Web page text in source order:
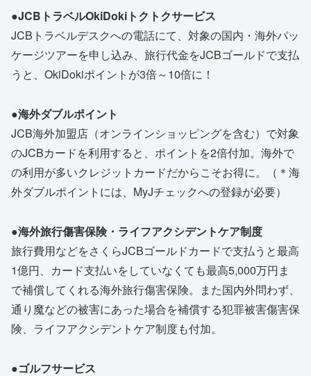
●JCBトラベルOkiDokiトクトクサービス
JCBトラベルデスクへの電話にて、対象の国内・海外パッ
ケージツアーを申し込み、旅行代金をJCBゴールドで支払
うと、OkiDokiポイントが3倍～10倍に！
●海外ダブルポイント
JCB海外加盟店（オンラインショッピングを含む）で対象
のJCBカードを利用すると、ポイントを2倍付加。海外で
の利用が多いクレジットカードだからこそお得に。（＊海
外ダブルポイントには、MyJチェックへの登録が必要）
●海外旅行傷害保険・ライフアクシデントケア制度
旅行費用などをさくらJCBゴールドカードで支払うと最高
1億円、カード支払いをしていなくても最高5,000万円ま
で補償してくれる海外旅行傷害保険。また国内外問わず、
通り魔などの被害にあった場合を補償する犯罪被害傷害保
険、ライフアクシデントケア制度も付加。
●ゴルフサービス